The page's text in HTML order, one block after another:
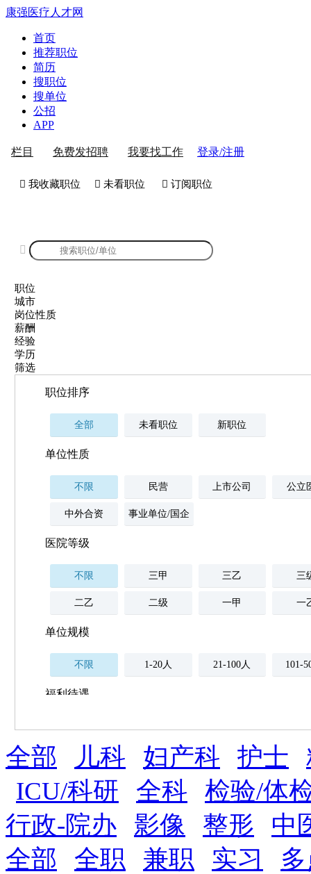
康强医疗人才网
首页
推荐职位
简历
搜职位
搜单位
公招
APP
栏目 免费发招聘 我要找工作 登录/注册
 我收藏职位  未看职位  订阅职位

职位
城市
岗位性质
薪酬
经验
学历
筛选
职位排序
全部 未看职位 新职位
单位性质
不限 民营 上市公司 公立
中外合资 事业单位/国企
医院等级
不限 三甲 三乙 三
二乙 二级 一甲 一
单位规模
不限 1-20人 21-100人 101-
福利待遇
薪资与社保
五险 住房公积金 企业
全勤奖 加班补助 全薪病假 股票
法定节假日三薪 工龄奖 带薪年假 年终
晋升与政策
全部 儿科 妇产科 护士
ICU/科研
全科
检验/体
行政-院办
影像 整形
中
全部
全职 兼职 实习